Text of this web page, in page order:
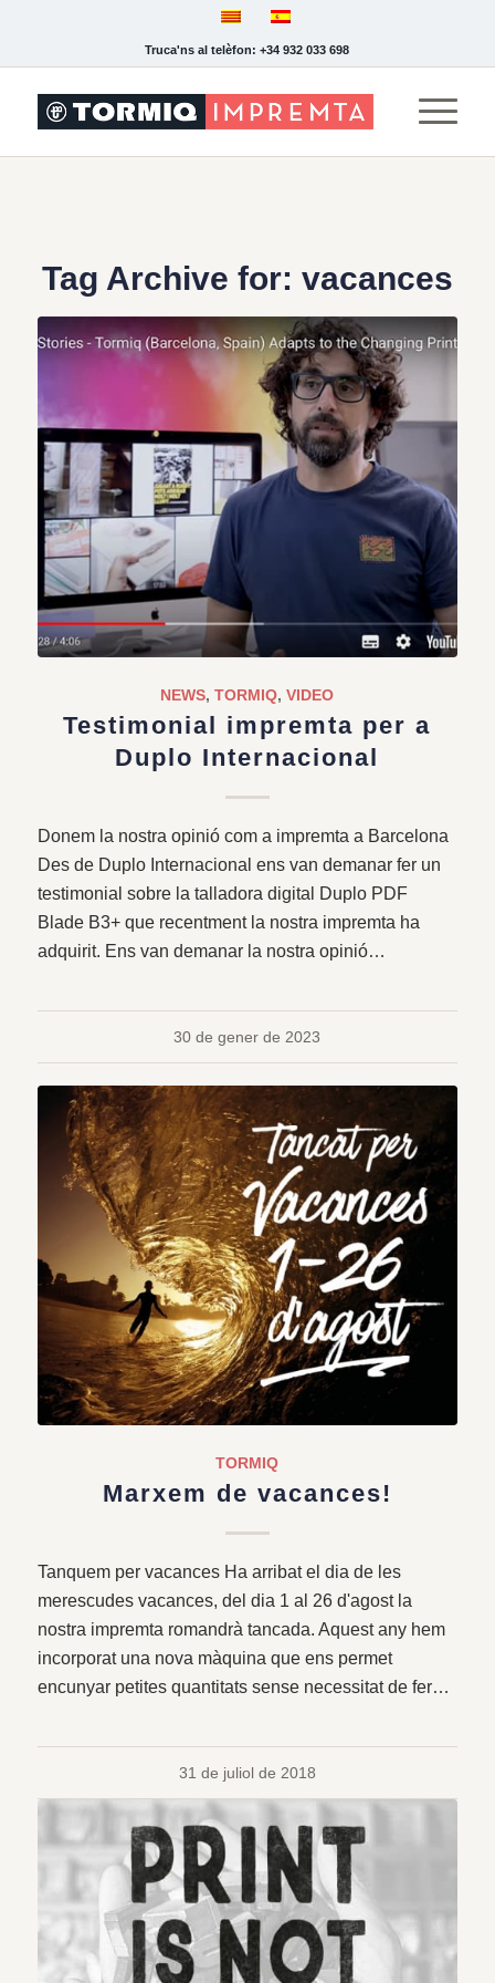
Truca'ns al telèfon: +34 932 033 698
Tag Archive for: vacances
NEWS,TORMIQ,VIDEO
Testimonial impremta per a
Duplo Internacional
Donem la nostra opinió com a impremta a Barcelona
Des de Duplo Internacional ens van demanar fer un
testimonial sobre la talladora digital Duplo PDF
Blade B3+ que recentment la nostra impremta ha
adquirit. Ens van demanar la nostra opinió…
30 de gener de 2023
TORMIQ
Marxem de vacances!
Tanquem per vacances Ha arribat el dia de les
merescudes vacances, del dia 1 al 26 d'agost la
nostra impremta romandrà tancada. Aquest any hem
incorporat una nova màquina que ens permet
encunyar petites quantitats sense necessitat de fer…
31 de juliol de 2018